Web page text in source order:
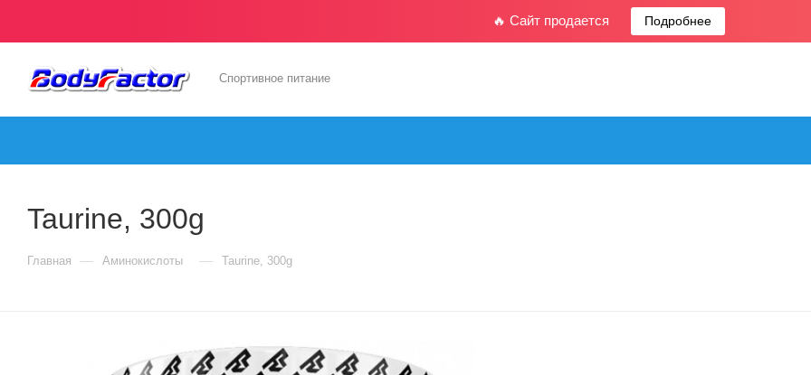
🔥 Сайт продается Подробнее
Спортивное питание
Taurine, 300g
Главная — Аминокислоты — Taurine, 300g